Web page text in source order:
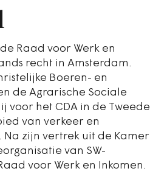
Raad voor Werk en
recht in Amsterdam.
Boeren- en
de Agrarische Sociale
voor het CDA in de Tweede
van verkeer en
Na zijn vertrek uit de Kamer
van SW-
voor Werk en Inkomen.